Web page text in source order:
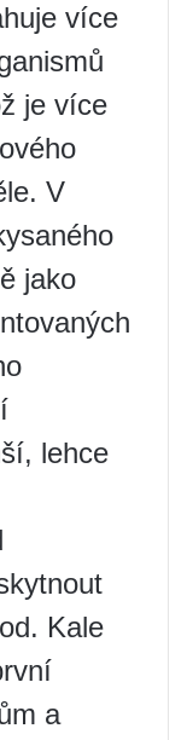
více
je více
V
jako
lehce
Kale
a